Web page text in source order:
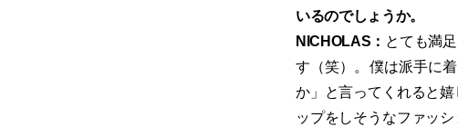
いるのでしょうか。
NICHOLAS： とても満
す（笑）。僕は派手に
か」と言ってくれると
ップをしそうなファッ